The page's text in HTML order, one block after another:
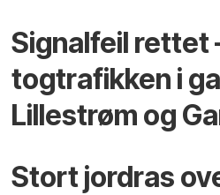
Signalfeil rettet
togtrafikken i
Lillestrøm og
Stort jordras